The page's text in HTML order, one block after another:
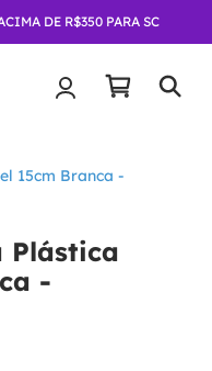
DE R$350 PARA SC
15cm Branca -
Plástica
-